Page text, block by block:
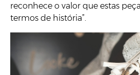
reconhece o valor que estas
termos de história”.